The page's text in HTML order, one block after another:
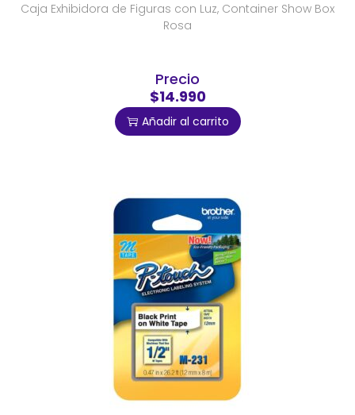
Caja Exhibidora de Figuras con Luz, Container Show Box
Rosa
Precio
$14.990
Añadir al carrito